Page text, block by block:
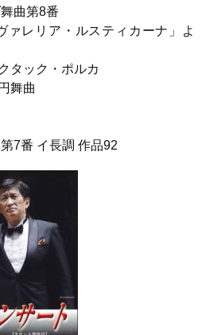
曲第8番
ァレリア・ルスティカーナ」よ
タック・ポルカ
舞曲
7番 イ長調 作品92